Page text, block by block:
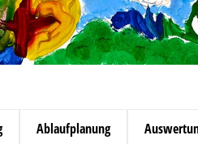
Ablaufplanung